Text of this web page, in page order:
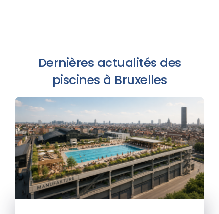
Dernières actualités des
piscines à Bruxelles